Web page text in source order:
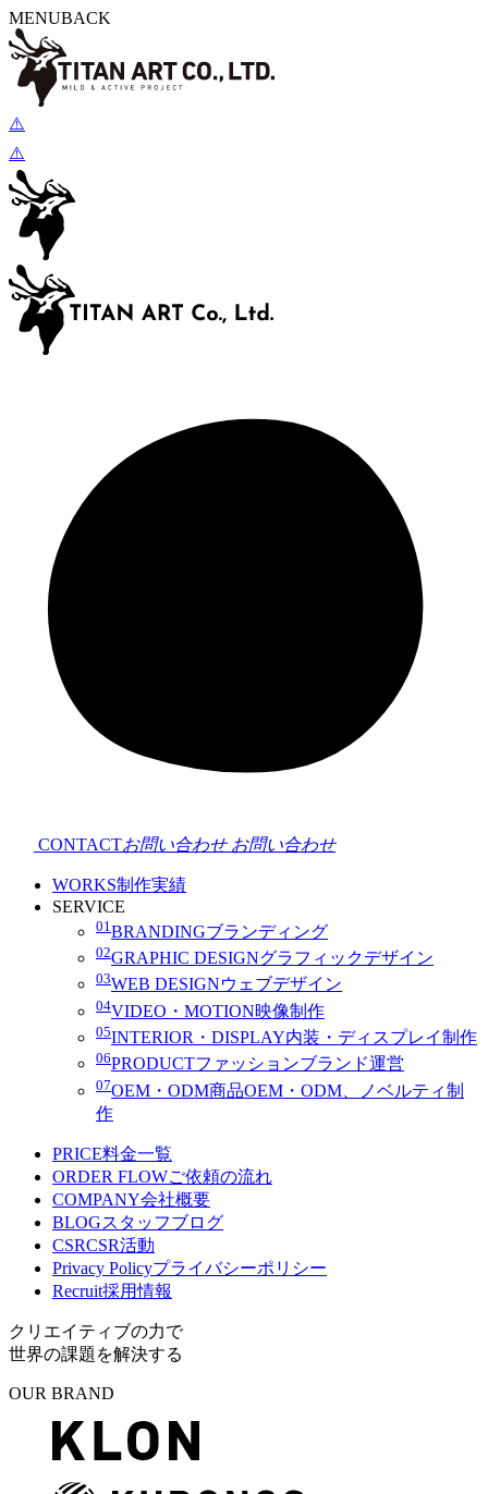
MENUBACK
CONTACTお問い合わせ お問い合わせ
WORKS制作実績
SERVICE
01 BRANDINGブランディング
02GRAPHIC DESIGNグラフィックデザイン
03WEB DESIGNウェブデザイン
04VIDEO・MOTION映像制作
05INTERIOR・DISPLAY内装・ディスプレイ制作
06PRODUCTファッションブランド運営
07OEM・ODM商品OEM・ODM、ノベルティ制
作
PRICE料金一覧
ORDER FLOWご依頼の流れ
COMPANY会社概要
BLOGスタッフブログ
CSRCSR活動
Privacy Policyプライバシーポリシー
Recruit採用情報
クリエイティブの力で
世界の課題を解決する
OUR BRAND